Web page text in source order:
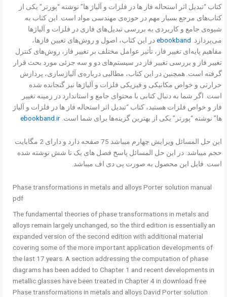
کتاب “تبدیل اثر استحاله فاز ها در فلزات و آلیاژ ها” نوشته “پورتر” یکی از
کتاب‌های مرجع بسیار مهم در حوزه‌ی مهندسی مواد است. این کتاب به
شیوه‌ی جامع و کاربردی به بررسی تبدیل‌های فازی در فلزات و آلیاژها
می‌پردازد. ebookbandدر این کتاب، اصول و روش‌های تعیین فازها،
مفاهیم پایه‌ای تغییر فاز، تأثیر عوامل مختلف بر تغییر فاز، روش‌های کنترل
تغییر فاز و بررسی تغییر فاز در سیستم‌های دو و سه جزئی مورد بحث قرار
گرفته است. همچنین در این کتاب، مطالبی درباره‌ی آلیاژ‌سازی، پردازش
حرارتی و خواص مکانیکی و فیزیکی فلزات و آلیاژها نیز گنجانده شده
است. اگر شما به دنبال کتابی با محتوای جامع و استاندارد در زمینه تغییر
فاز و خواص فلزات هستید، کتاب “تبدیل اثر استحاله فاز ها در فلزات و آلیاژ
ها” نوشته “پورتر” یکی از بهترین گزینه‌ها برای شما است. ebookband.ir
این حل المسائل ویرایش چهارم میباشد 75 صفحه دارد و دارای 2 مگابایت
حجم میباشد. در این حل المسائل پاسخ فصل های یک تا شش نوشته شده
است. فایل این محصول به صورت پی دی اف میباشد.
Phase transformations in metals and alloys Porter solution manual
pdf
The fundamental theories of phase transformations in metals and
alloys remain largely unchanged, so the third edition is essentially an
expanded version of the second edition with additional material
covering some of the more important application developments of
the last 17 years. A section addressing the computation of phase
diagrams has been added to Chapter 1 and recent developments in
metallic glasses have been treated in Chapter 4 in download free
Phase transformations in metals and alloys David Porter solution